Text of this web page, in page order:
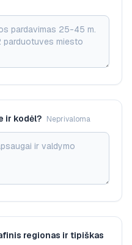
ir kodėl? Neprivaloma
regionas ir tipiškas